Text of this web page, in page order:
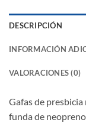
DESCRIPCIÓN
INFORMACIÓN
VALORACIONES (0)
Gafas de
funda de